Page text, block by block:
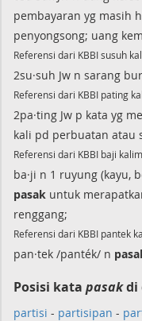
pembayaran yg masih
penyongsong; uang
Referensi dari KBBI susuh
2su·suh Jw n sarang
Referensi dari KBBI pating
2pa·ting Jw p kata yg
kali pd perbuatan atau
Referensi dari KBBI baji
ba·ji n 1 ruyung (kayu,
pasak untuk
renggang;
Referensi dari KBBI pantek
pan·tek /panték/ n
Posisi kata pasakdi
partisi - partisipan -